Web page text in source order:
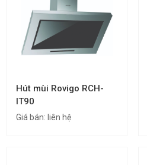
Hút mùi Rovigo RCH-
IT90
Giá bán: liên hệ